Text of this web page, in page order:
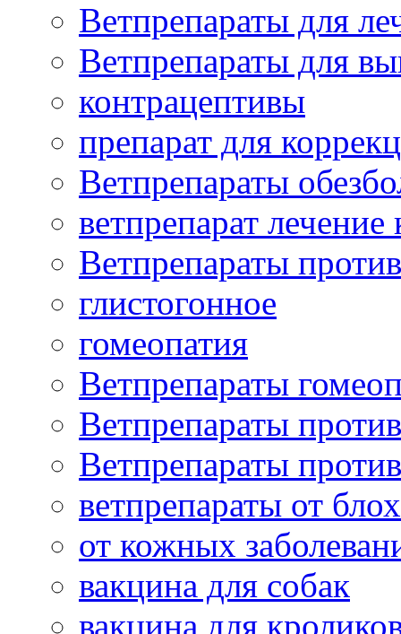
Ветпрепараты для
Ветпрепараты для
контрацептивы
препарат для
Ветпрепараты
ветпрепарат
Ветпрепараты
глистогонное
гомеопатия
Ветпрепараты
Ветпрепараты
Ветпрепараты
ветпрепараты от
от кожных
вакцина для собак
вакцина для